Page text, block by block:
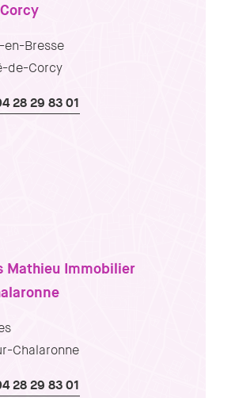
en-Bresse
de-Corcy
28 29 83 01
Mathieu Immobilier
Chalaronne
28 29 83 01